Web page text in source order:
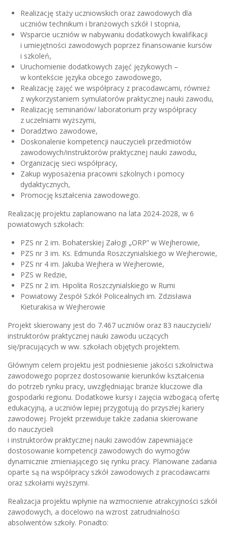
Realizację staży uczniowskich oraz zawodowych dla
uczniów technikum i branżowych szkół I stopnia,
Wsparcie uczniów w nabywaniu dodatkowych kwalifikacji
i umiejętności zawodowych poprzez finansowanie kursów
i szkoleń,
Uruchomienie dodatkowych zajęć językowych –
w kontekście języka obcego zawodowego,
Realizację zajęć we współpracy z pracodawcami, również
z wykorzystaniem symulatorów praktycznej nauki zawodu,
Realizację seminariów/ laboratorium przy współpracy
z uczelniami wyższymi,
Doradztwo zawodowe,
Doskonalenie kompetencji nauczycieli przedmiotów
zawodowych/instruktorów praktycznej nauki zawodu,
Organizację sieci współpracy,
Zakup wyposażenia pracowni szkolnych i pomocy
dydaktycznych,
Promocję kształcenia zawodowego.
Realizację projektu zaplanowano na lata 2024-2028, w 6
powiatowych szkołach:
PZS nr 2 im. Bohaterskiej Załogi „ORP” w Wejherowie,
PZS nr 3 im. Ks. Edmunda Roszczynialskiego w Wejherowie,
PZS nr 4 im. Jakuba Wejhera w Wejherowie,
PZS w Redzie,
PZS nr 2 im. Hipolita Roszczynialskiego w Rumi
Powiatowy Zespół Szkół Policealnych im. Zdzisława
Kieturakisa w Wejherowie
Projekt skierowany jest do 7.467 uczniów oraz 83 nauczycieli/
instruktorów praktycznej nauki zawodu uczących
się/pracujących w ww. szkołach objętych projektem.
Głównym celem projektu jest podniesienie jakości szkolnictwa
zawodowego poprzez dostosowanie kierunków kształcenia
do potrzeb rynku pracy, uwzględniając branże kluczowe dla
gospodarki regionu. Dodatkowe kursy i zajęcia wzbogacą ofertę
edukacyjną, a uczniów lepiej przygotują do przyszłej kariery
zawodowej. Projekt przewiduje także zadania skierowane
do nauczycieli
i instruktorów praktycznej nauki zawodów zapewniające
dostosowanie kompetencji zawodowych do wymogów
dynamicznie zmieniającego się rynku pracy. Planowane zadania
oparte są na współpracy szkół zawodowych z pracodawcami
oraz szkołami wyższymi.
Realizacja projektu wpłynie na wzmocnienie atrakcyjności szkół
zawodowych, a docelowo na wzrost zatrudnialności
absolwentów szkoły. Ponadto: